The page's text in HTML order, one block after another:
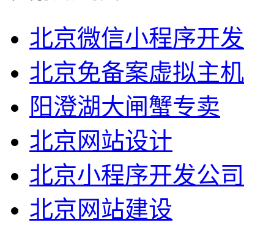
北京微信小程序开发
北京免备案虚拟主机
阳澄湖大闸蟹专卖
北京网站设计
北京小程序开发公司
北京网站建设